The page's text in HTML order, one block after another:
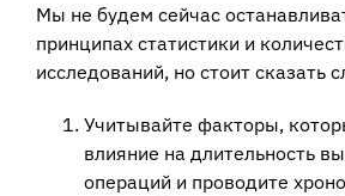
Мы не будем сейчас
принципах статистики и
исследований, но стоит сказать
Учитывайте факторы,
влияние на длительность
операций и проводите